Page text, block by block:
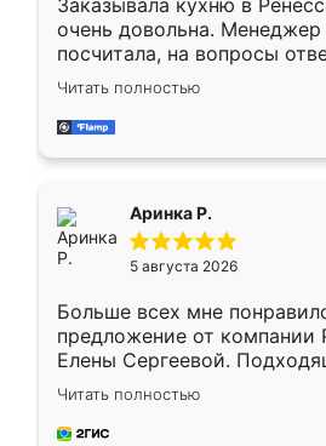
Заказывала кухню в
очень довольна.
посчитала, на вопросы
Замерщик приехал в
делу со всей
за день, ребята работали
Читать полностью
Аринка Р.
5 августа 2026
Больше всех мне
предложение от компании
Елены Сергеевой.
короткие сроки
для замера сотрудник
предложил по моему
Читать полностью